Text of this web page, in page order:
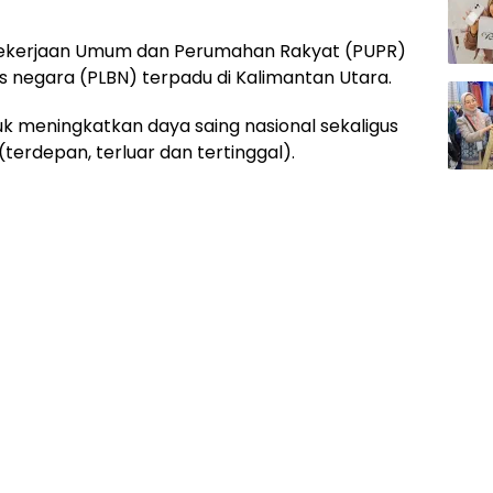
Umum dan Perumahan Rakyat (PUPR)
(PLBN) terpadu di Kalimantan Utara.
meningkatkan daya saing nasional sekaligus
terluar dan tertinggal).